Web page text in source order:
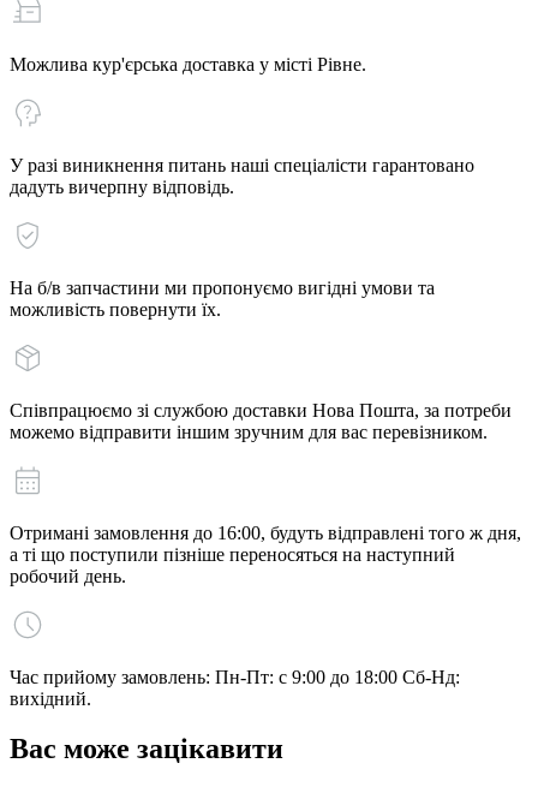
Можлива кур'єрська доставка у місті Рівне.
У разі виникнення питань наші спеціалісти гарантовано
дадуть вичерпну відповідь.
На б/в запчастини ми пропонуємо вигідні умови та
можливість повернути їх.
Співпрацюємо зі службою доставки Нова Пошта, за потреби
можемо відправити іншим зручним для вас перевізником.
Отримані замовлення до 16:00, будуть відправлені того ж дня,
а ті що поступили пізніше переносяться на наступний
робочий день.
Час прийому замовлень: Пн-Пт: с 9:00 до 18:00 Сб-Нд:
вихідний.
Вас може зацікавити